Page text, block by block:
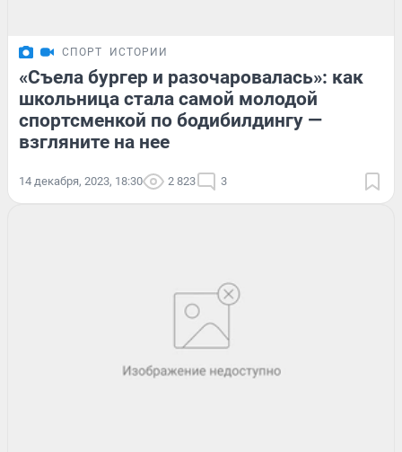
СПОРТ ИСТОРИИ
«Съела бургер и разочаровалась»: как
школьница стала самой молодой
спортсменкой по бодибилдингу —
взгляните на нее
14 декабря, 2023, 18:30 2 823 3